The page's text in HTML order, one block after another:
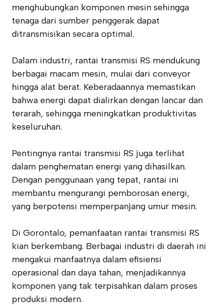
menghubungkan komponen mesin sehingga
tenaga dari sumber penggerak dapat
ditransmisikan secara optimal.
Dalam industri, rantai transmisi RS mendukung
berbagai macam mesin, mulai dari conveyor
hingga alat berat. Keberadaannya memastikan
bahwa energi dapat dialirkan dengan lancar dan
terarah, sehingga meningkatkan produktivitas
keseluruhan.
Pentingnya rantai transmisi RS juga terlihat
dalam penghematan energi yang dihasilkan.
Dengan penggunaan yang tepat, rantai ini
membantu mengurangi pemborosan energi,
yang berpotensi memperpanjang umur mesin.
Di Gorontalo, pemanfaatan rantai transmisi RS
kian berkembang. Berbagai industri di daerah ini
mengakui manfaatnya dalam efisiensi
operasional dan daya tahan, menjadikannya
komponen yang tak terpisahkan dalam proses
produksi modern.